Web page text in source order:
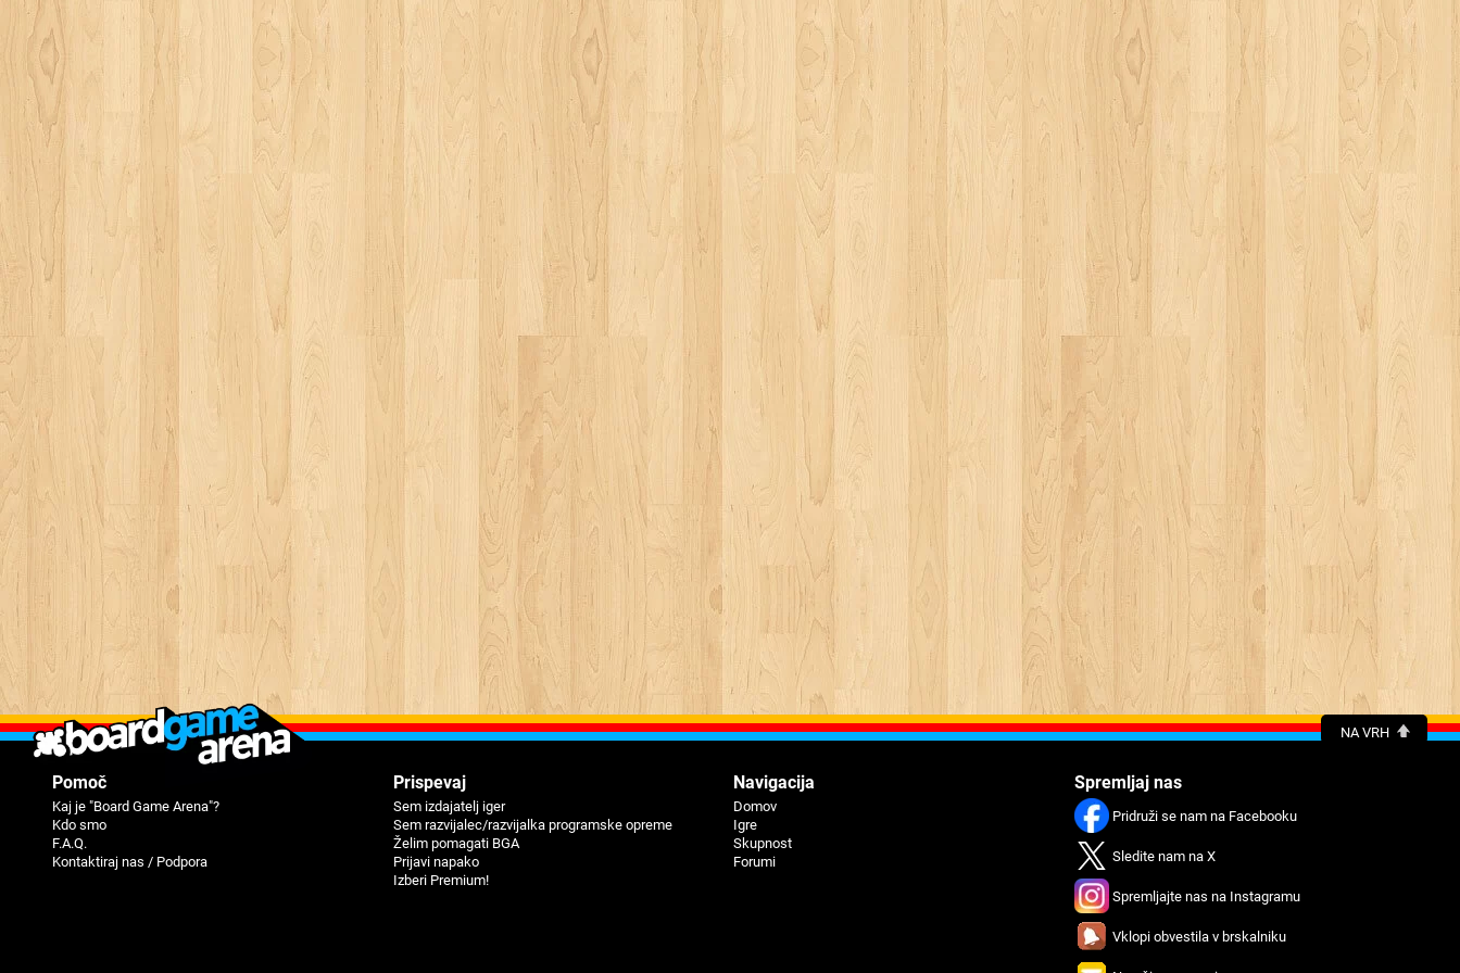
NA VRH
Pomoč
Kaj je "Board Game Arena"?
Kdo smo
F.A.Q.
Kontaktiraj nas / Podpora
Prispevaj
Sem izdajatelj iger
Sem razvijalec/razvijalka programske opreme
Želim pomagati BGA
Prijavi napako
Izberi Premium!
Navigacija
Domov
Igre
Skupnost
Forumi
Spremljaj nas
Pridruži se nam na Facebooku
Sledite nam na X
Spremljajte nas na Instagramu
Vklopi obvestila v brskalniku